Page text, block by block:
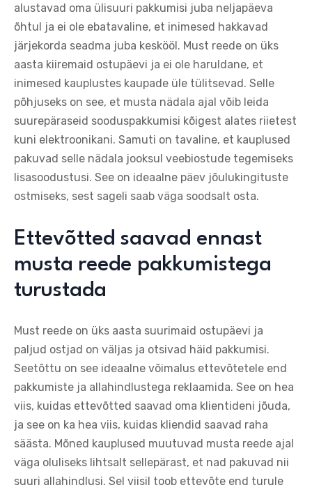
alustavad oma ülisuuri pakkumisi juba neljapäeva
õhtul ja ei ole ebatavaline, et inimesed hakkavad
järjekorda seadma juba keskööl. Must reede on üks
aasta kiiremaid ostupäevi ja ei ole haruldane, et
inimesed kauplustes kaupade üle tülitsevad. Selle
põhjuseks on see, et musta nädala ajal võib leida
suurepäraseid sooduspakkumisi kõigest alates riietest
kuni elektroonikani. Samuti on tavaline, et kauplused
pakuvad selle nädala jooksul veebiostude tegemiseks
lisasoodustusi. See on ideaalne päev jõulukingituste
ostmiseks, sest sageli saab väga soodsalt osta.
Ettevõtted saavad ennast
musta reede pakkumistega
turustada
Must reede on üks aasta suurimaid ostupäevi ja
paljud ostjad on väljas ja otsivad häid pakkumisi.
Seetõttu on see ideaalne võimalus ettevõtetele end
pakkumiste ja allahindlustega reklaamida. See on hea
viis, kuidas ettevõtted saavad oma klientideni jõuda,
ja see on ka hea viis, kuidas kliendid saavad raha
säästa. Mõned kauplused muutuvad musta reede ajal
väga oluliseks lihtsalt sellepärast, et nad pakuvad nii
suuri allahindlusi. Sel viisil toob ettevõte end turule